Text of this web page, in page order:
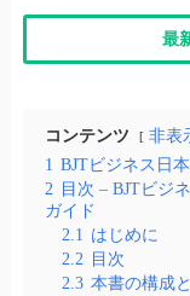
最
コンテンツ
非表
1 BJTビジネス日
2
目次 – BJTビジ
ガイド
2.1
はじめに
2.2
目次
2.3 本書の構成